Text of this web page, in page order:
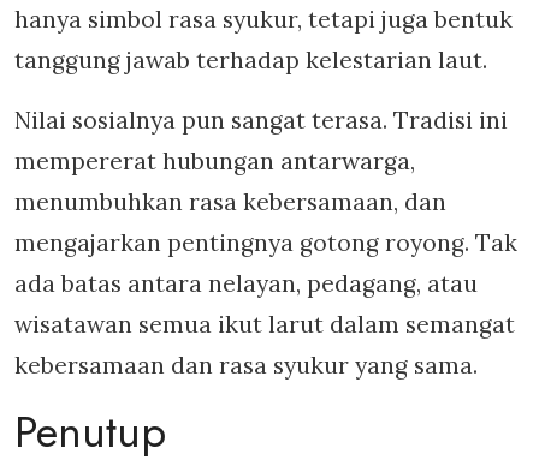
hanya simbol rasa syukur, tetapi juga bentuk
tanggung jawab terhadap kelestarian laut.
Nilai sosialnya pun sangat terasa. Tradisi ini
mempererat hubungan antarwarga,
menumbuhkan rasa kebersamaan, dan
mengajarkan pentingnya gotong royong. Tak
ada batas antara nelayan, pedagang, atau
wisatawan semua ikut larut dalam semangat
kebersamaan dan rasa syukur yang sama.
Penutup